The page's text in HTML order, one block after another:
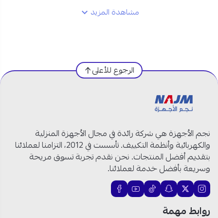
مكيف مخفي
القدرة الفعلية:52000 وحدة
نظام التشغيل:
اللون:أبيض
الوحدة الداخلية: ABNW60GM3TA.ANWGIBR
الوحدة الخارجية: ABUW60GM3TA.ANWGIBR
الكهرباء:220V – 1Ph – 50/60Hz
غاز التبريد:R410A صديق للبيئة
الضاغط:انفرتر عالي الكفاءة
التحكم بالهواء:E.S.P ضغط ساكن خارجي
مستوى الضجيج:
مشاهدة المزيد
الرجوع للأعلى
نجم الأجهزة هي شركة رائدة في مجال الأجهزة المنزلية
والكهربائية وأنظمة التكييف. تأسست في 2012، التزامنا لعملائنا
بتقديم أفضل المنتجات. نحن نقدم تجربة تسوق مريحة
وسريعة بأفضل خدمة لعملائنا.
روابط مهمة